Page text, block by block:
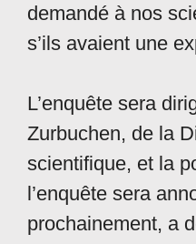
demandé à nos
s’ils avaient une
L’enquête sera
Zurbuchen, de la
scientifique, et la
l’enquête sera
prochainement, a